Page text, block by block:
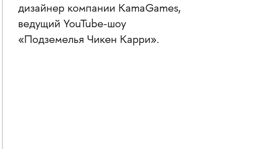
дизайнер компании KamaGames,
ведущий YouTube-шоу
«Подземелья Чикен Карри».